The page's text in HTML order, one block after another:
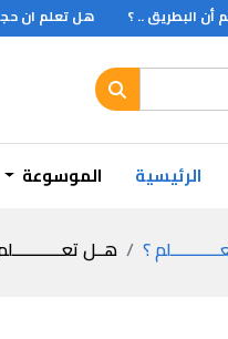
أن البطريق .. ؟ هل تعلم ان
الرئيسية الموسوعة
؟ هــل